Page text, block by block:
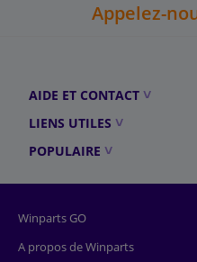
Appelez-
AIDE ET CONTACT
LIENS UTILES
POPULAIRE
Winparts GO
A propos de Winparts